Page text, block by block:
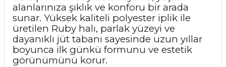
alanlarınıza şıklık ve konforu bir arada
sunar. Yüksek kaliteli polyester iplik ile
üretilen Ruby halı, parlak yüzeyi ve
dayanıklı jüt tabanı sayesinde uzun yıllar
boyunca ilk günkü formunu ve estetik
görünümünü korur.